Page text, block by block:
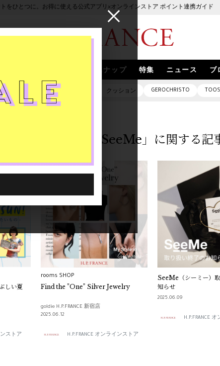
をひとつに。お得に使える公式アプリ×オンラインストア ポイント連携ガイド
スナップ 特集 ニュース ブ
アス バッグ クッション GEROCHRISTO TOOS
「SeeMe」に関する記
しい夏
ンストア
rooms SHOP
Find the ”One” Silver Jewelry
goldie H.P.FRANCE 新宿店
2025.06.12
H.P.FRANCE オンラインストア
SeeMe（シーミー）
知らせ
2025.06.09
H.P.FRANCE